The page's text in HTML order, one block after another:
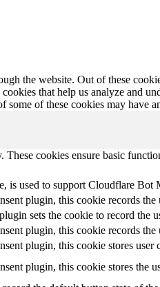
the website. Out of these
that help us analyze and
of these cookies may have
cookies ensure basic
is used to support Cloudflare Bot
plugin, this cookie records
sets the cookie to record the
plugin, this cookie records
plugin, this cookie stores
plugin, this cookie stores the